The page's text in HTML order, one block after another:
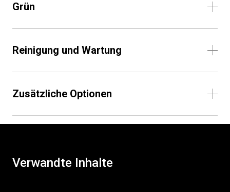
Grün
Reinigung und Wartung
Zusätzliche Optionen
Verwandte Inhalte